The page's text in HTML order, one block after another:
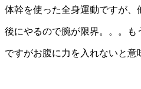
体幹を使った全身運動ですが、
後にやるので腕が限界。。。も
ですがお腹に力を入れないと意